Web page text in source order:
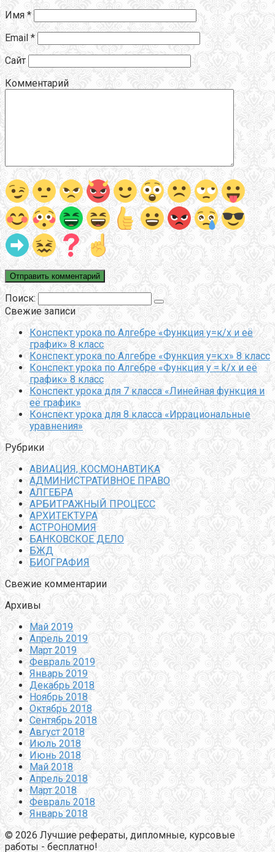
Имя *
Email *
Сайт
Комментарий
Поиск:
Свежие записи
Конспект урока по Алгебре «Функция у=к/х и её
график» 8 класс
Конспект урока по Алгебре «Функция у=к:х» 8 класс
Конспект урока по Алгебре «Функция y = k/x и её
график» 8 класс
Конспект урока для 7 класса «Линейная функция и
её график»
Конспект урока для 8 класса «Иррациональные
уравнения»
Рубрики
АВИАЦИЯ, КОСМОНАВТИКА
АДМИНИСТРАТИВНОЕ ПРАВО
АЛГЕБРА
АРБИТРАЖНЫЙ ПРОЦЕСС
АРХИТЕКТУРА
АСТРОНОМИЯ
БАНКОВСКОЕ ДЕЛО
БЖД
БИОГРАФИЯ
Свежие комментарии
Архивы
Май 2019
Апрель 2019
Март 2019
Февраль 2019
Январь 2019
Декабрь 2018
Ноябрь 2018
Октябрь 2018
Сентябрь 2018
Август 2018
Июль 2018
Июнь 2018
Май 2018
Апрель 2018
Март 2018
Февраль 2018
Январь 2018
© 2026 Лучшие рефераты, дипломные, курсовые
работы - бесплатно!